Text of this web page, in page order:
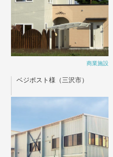
商業施設
ベジポスト様（三沢市）